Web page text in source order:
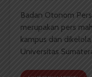
Badan Otonom
merupakan pers
kampus dan
Universitas